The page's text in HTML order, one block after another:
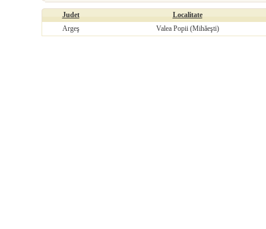
Judet
Localitate
Argeş
Valea Popii (Mihăeşti)